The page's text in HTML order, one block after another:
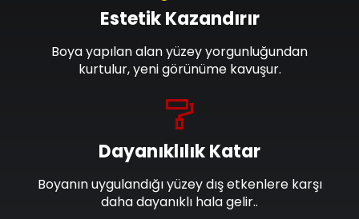
Dayanıklılık Katar
Boyanın uygulandığı yüzey dış etkenlere karşı
daha dayanıklı hala gelir..
Estetik Kazandırır
Boya yapılan alan yüzey yorgunluğundan
kurtulur, yeni görünüme kavuşur.